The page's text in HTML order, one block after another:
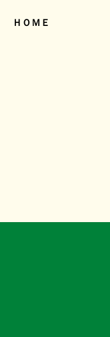
ＨＯＭＥ